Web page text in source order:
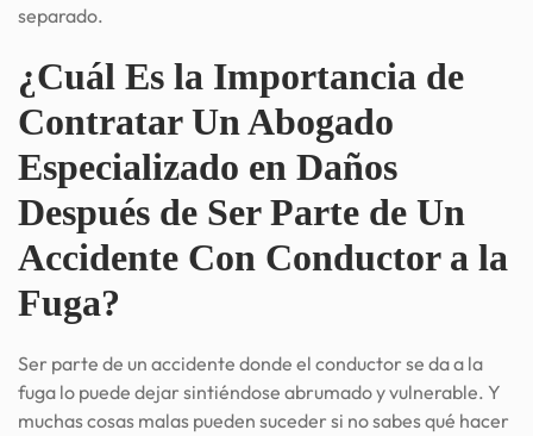
separado.
¿Cuál Es la Importancia de
Contratar Un Abogado
Especializado en Daños
Después de Ser Parte de Un
Accidente Con Conductor a la
Fuga?
Ser parte de un accidente donde el conductor se da a la
fuga lo puede dejar sintiéndose abrumado y vulnerable. Y
muchas cosas malas pueden suceder si no sabes qué hacer